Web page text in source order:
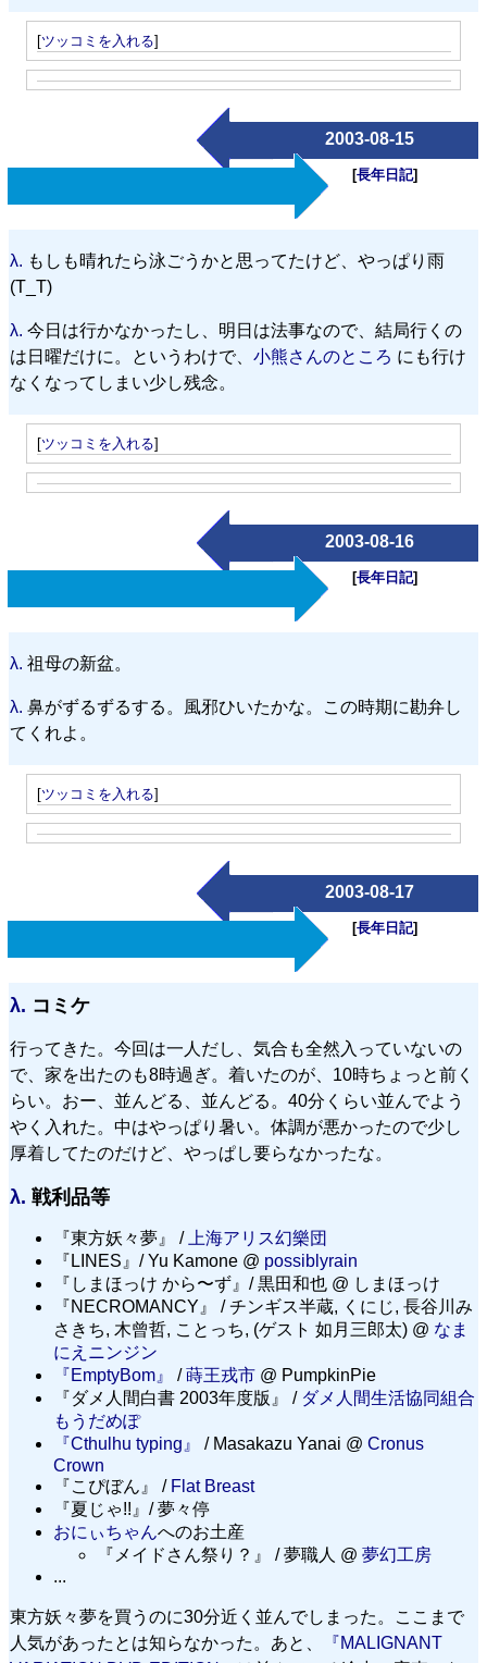
[ツッコミを入れる]
2003-08-15
[長年日記]
λ. もしも晴れたら泳ごうかと思ってたけど、やっぱり雨
(T_T)
λ. 今日は行かなかったし、明日は法事なので、結局行くの
は日曜だけに。というわけで、 小熊さんのところ にも行け
なくなってしまい少し残念。
[ツッコミを入れる]
2003-08-16
[長年日記]
λ. 祖母の新盆。
λ. 鼻がずるずるする。風邪ひいたかな。この時期に勘弁し
てくれよ。
[ツッコミを入れる]
2003-08-17
[長年日記]
λ. コミケ
行ってきた。今回は一人だし、気合も全然入っていないの
で、家を出たのも8時過ぎ。着いたのが、10時ちょっと前く
らい。おー、並んどる、並んどる。40分くらい並んでよう
やく入れた。中はやっぱり暑い。体調が悪かったので少し
厚着してたのだけど、やっぱし要らなかったな。
λ. 戦利品等
『東方妖々夢』 /
上海アリス幻樂団
『LINES』/ Yu Kamone @ possiblyrain
『しまほっけ から〜ず』/ 黒田和也 @ しまほっけ
『NECROMANCY』 / チンギス半蔵, くにじ, 長谷川み
さきち, 木曾哲, ことっち, (ゲスト 如月三郎太) @ なま
にえニンジン
『EmptyBom』
/蒔王戎市 @ PumpkinPie
『ダメ人間白書 2003年度版』 / ダメ人間生活協同組合
もうだめぽ
『Cthulhu typing』
/ Masakazu Yanai @ Cronus
Crown
『こぴぼん』 / Flat Breast
『夏じゃ!!』/ 夢々停
おにぃちゃんへのお土産
『メイドさん祭り？』 / 夢職人 @ 夢幻工房
...
東方妖々夢を買うのに30分近く並んでしまった。ここまで
人気があったとは知らなかった。あと、
『MALIGNANT